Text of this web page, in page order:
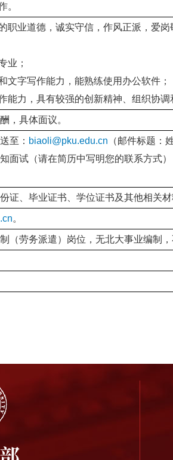
。
职业道德，诚实守信，作风正派，爱
业；
文字写作能力，能熟练使用办公软件；
能力，具有较强的创新精神、组织协调
，具体面议。
至： biaoli@pku.edu.cn （邮件标题：
面试（请在简历中写明您的联系方式
证、毕业证书、学位证书及其他相关
。
（劳务派遣）岗位，无北大事业编制，